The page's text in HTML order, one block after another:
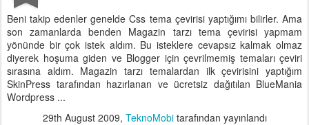
Beni takip edenler genelde Css tema çevirisi yaptığımı bilirler. Ama
son zamanlarda benden Magazin tarzı tema çevirisi yapmam
yönünde bir çok istek aldım. Bu isteklere cevapsız kalmak olmaz
diyerek hoşuma giden ve Blogger için çevrilmemiş temaları çeviri
sırasına aldım. Magazin tarzı temalardan ilk çevirisini yaptığım
SkinPress tarafından hazırlanan ve ücretsiz dağıtılan BlueMania
Wordpress ...
29th August 2009, TeknoMobitarafından yayınlandı